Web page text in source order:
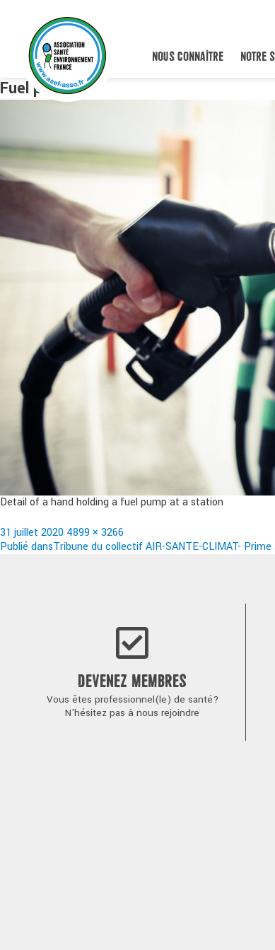
NOUS CONNAÎTRE NOTRE
Fuel pump
Detail of a hand holding a fuel pump at a station
Publié
le
31 juillet 2020 Taille
réelle
4899 × 3266
Navigation
Publié dansTribune du collectif AIR-SANTE-CLIMAT-
DEVENEZ MEMBRES
Vous êtes professionnel(le) de santé?
N'hésitez pas à nous rejoindre